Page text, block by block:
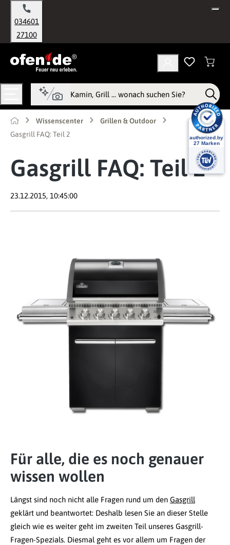
springen
034601
27100
Wissenscenter
Grillen & Outdoor
Gasgrill FAQ: Teil 2
Gasgrill FAQ: Teil 2
23.12.2015, 10:45:00
Für alle, die es noch genauer
wissen wollen
Längst sind noch nicht alle Fragen rund um den Gasgrill
geklärt und beantwortet: Deshalb lesen Sie an dieser Stelle
gleich wie es weiter geht im zweiten Teil unseres Gasgrill-
Fragen-Spezials. Diesmal geht es vor allem um Fragen der